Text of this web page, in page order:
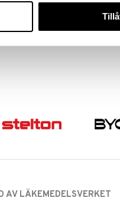
AV LÄKEMEDELSVERKET